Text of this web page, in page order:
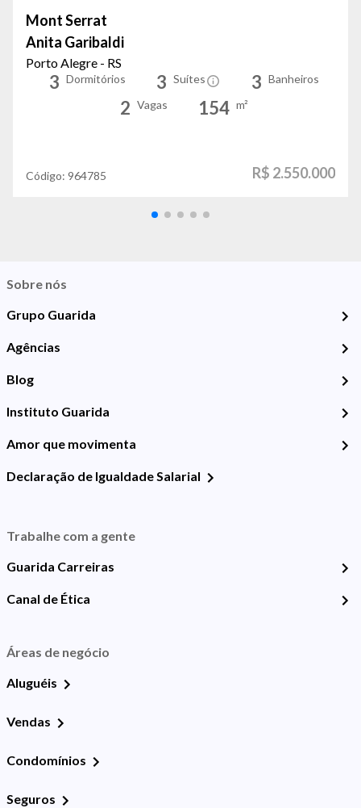
Mont Serrat
Anita Garibaldi
Porto Alegre - RS
3 Dormitórios 3 Suítes 3 Banheiros
2 Vagas 154 m²
Código: 964785 R$ 2.550.000
Sobre nós
Grupo Guarida
Agências
Blog
Instituto Guarida
Amor que movimenta
Declaração de Igualdade Salarial
Trabalhe com a gente
Guarida Carreiras
Canal de Ética
Áreas de negócio
Aluguéis
Vendas
Condomínios
Seguros